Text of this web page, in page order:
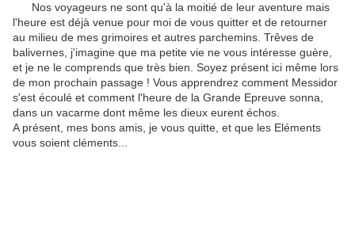
Nos voyageurs ne sont qu'à la moitié de leur aventure mais
l'heure est déjà venue pour moi de vous quitter et de retourner
au milieu de mes grimoires et autres parchemins. Trêves de
balivernes, j'imagine que ma petite vie ne vous intéresse guère,
et je ne le comprends que très bien. Soyez présent ici même lors
de mon prochain passage ! Vous apprendrez comment Messidor
s'est écoulé et comment l'heure de la Grande Epreuve sonna,
dans un vacarme dont même les dieux eurent échos.
A présent, mes bons amis, je vous quitte, et que les Eléments
vous soient cléments...